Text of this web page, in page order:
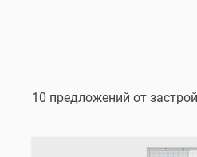
10 предложений от